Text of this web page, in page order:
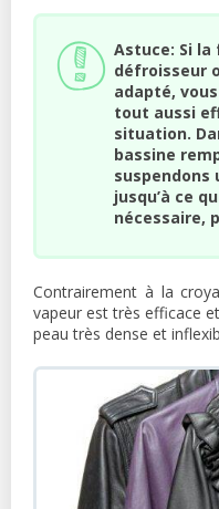
Astuce: Si
défroisseur
adapté,
tout aussi
situation.
bassine
suspendons
jusqu’à ce
nécessaire,
Contrairement à la
vapeur est très efficace
peau très dense et